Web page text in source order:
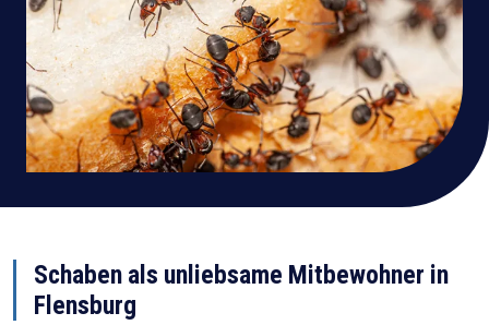
Schaben als unliebsame Mitbewohner in
Flensburg